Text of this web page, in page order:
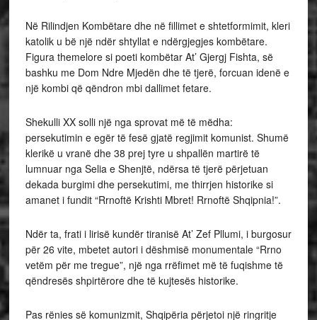
Në Rilindjen Kombëtare dhe në fillimet e shtetformimit, kleri
katolik u bë një ndër shtyllat e ndërgjegjes kombëtare.
Figura themelore si poeti kombëtar At’ Gjergj Fishta, së
bashku me Dom Ndre Mjedën dhe të tjerë, forcuan idenë e
një kombi që qëndron mbi dallimet fetare.
Shekulli XX solli një nga sprovat më të mëdha:
persekutimin e egër të fesë gjatë regjimit komunist. Shumë
klerikë u vranë dhe 38 prej tyre u shpallën martirë të
lumnuar nga Selia e Shenjtë, ndërsa të tjerë përjetuan
dekada burgimi dhe persekutimi, me thirrjen historike si
amanet i fundit “Rrnoftë Krishti Mbret! Rrnoftë Shqipnia!”.
Ndër ta, frati i lirisë kundër tiranisë At’ Zef Pllumi, i burgosur
për 26 vite, mbetet autori i dëshmisë monumentale “Rrno
vetëm për me tregue”, një nga rrëfimet më të fuqishme të
qëndresës shpirtërore dhe të kujtesës historike.
Pas rënies së komunizmit, Shqipëria përjetoi një ringritje